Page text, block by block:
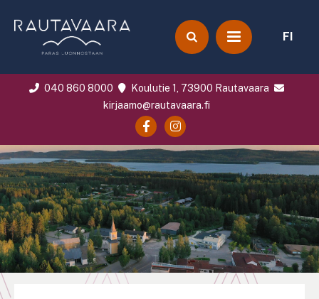
FI
040 860 8000
Koulutie 1, 73900 Rautavaara
kirjaamo@rautavaara.fi